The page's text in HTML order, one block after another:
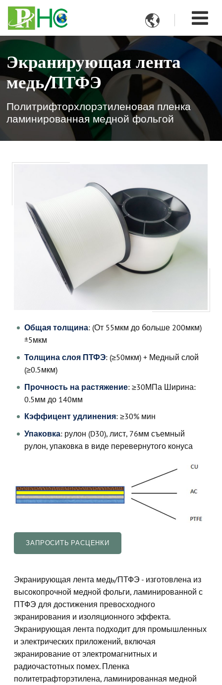

Экранирующая лента
медь/ПТФЭ
Политрифторхлорэтиленовая пленка
ламинированная медной фольгой
Общая толщина: (От 55мкм до больше 200мкм)
±5мкм
Толщина слоя ПТФЭ: (≥50мкм) + Медный слой
(≥0.5мкм)
Прочность на растяжение: ≥30МПа Ширина:
0.5мм до 140мм
Кэффицент удлинения: ≥30% мин
Упаковка: рулон (D30), лист, 76мм съемный
рулон, упаковка в виде перевернутого конуса
ЗАПРОСИТЬ РАСЦЕНКИ
Экранирующая лента медь/ПТФЭ - изготовлена из
высокопрочной медной фольги, ламинированной с
ПТФЭ для достижения превосходного
экранирования и изоляционного эффекта.
Экранирующая лента подходит для промышленных
и электрических приложений, включая
экранирование от электромагнитных и
радиочастотных помех. Пленка
политетрафторэтилена, ламинированная медной